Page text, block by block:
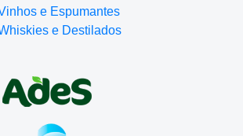
e Espumantes
e Destilados